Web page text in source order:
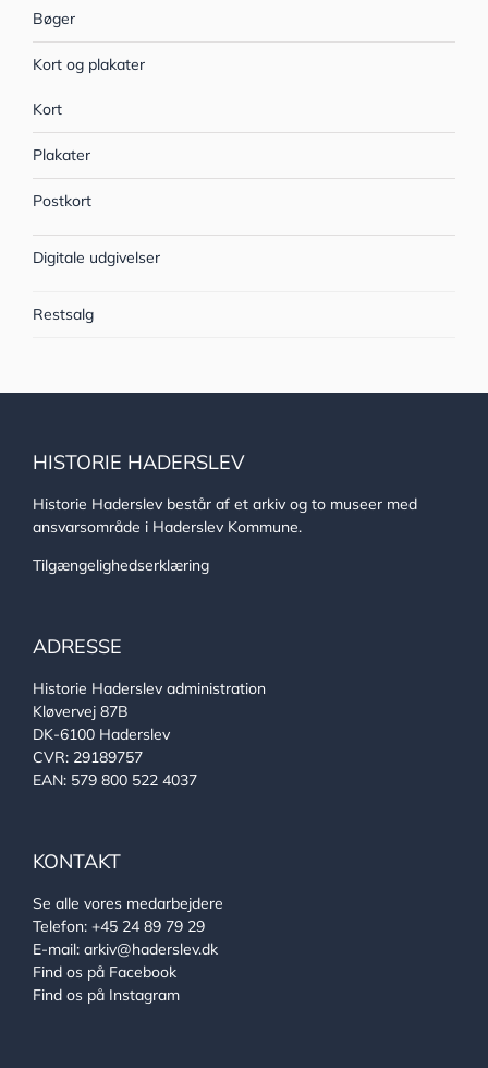
Bøger
Kort og plakater
Kort
Plakater
Postkort
Digitale udgivelser
Restsalg
HISTORIE HADERSLEV
Historie Haderslev består af et arkiv og to museer med
ansvarsområde i Haderslev Kommune.
Tilgængelighedserklæring
ADRESSE
Historie Haderslev administration
Kløvervej 87B
DK-6100 Haderslev
CVR: 29189757
EAN: 579 800 522 4037
KONTAKT
Se alle vores medarbejdere
Telefon: +45 24 89 79 29
E-mail: arkiv@haderslev.dk
Find os på Facebook
Find os på Instagram